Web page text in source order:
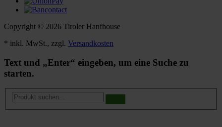
Copyright © 2026 Tiroler Hanfhouse
* inkl. MwSt., zzgl. Versandkosten
Text und „Enter“ eingeben, um eine Suche zu
starten.
Produkt
suchen...